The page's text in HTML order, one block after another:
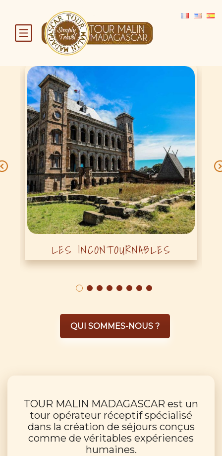
Previous
LES INCONTOURNABLES
LES INCONTOURNABLES
Madagascar offre des expériences
incontournables où une
biodiversité unique rencontre des
traditions ancestrales. Ce
sanctuaire naturel impose un
dépaysement total, garantissant
une aventure mémorable.
Découvrir
QUI SOMMES-NOUS ?
TOUR MALIN MADAGASCAR est un
tour opérateur réceptif spécialisé
dans la création de séjours conçus
comme de véritables expériences
humaines.